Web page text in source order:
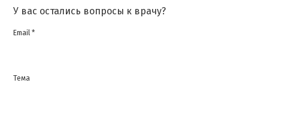
У вас остались вопросы к врачу?
Email *
Тема